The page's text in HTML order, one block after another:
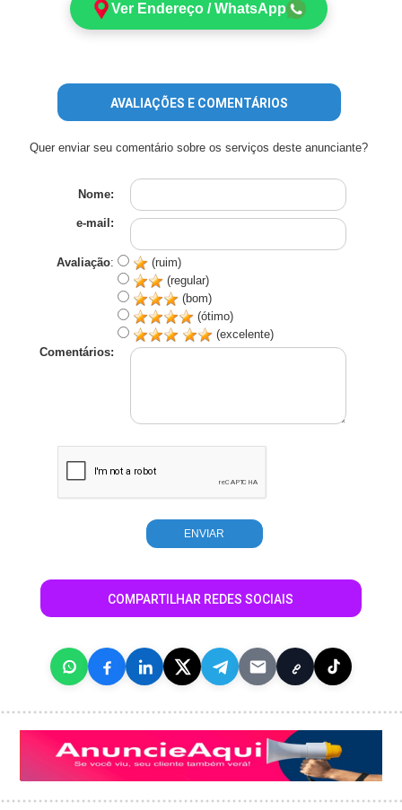
Ver Endereço / WhatsApp
AVALIAÇÕES E COMENTÁRIOS
Quer enviar seu comentário sobre os serviços deste anunciante?
Nome:
e-mail:
Avaliação:
(ruim)
(regular)
(bom)
(ótimo)
(excelente)
Comentários:
COMPARTILHAR REDES SOCIAIS